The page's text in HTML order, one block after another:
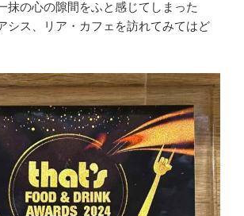
抹の心の隙間をふと感じてしまった
シス、リア・カフェを訪れてみてはど